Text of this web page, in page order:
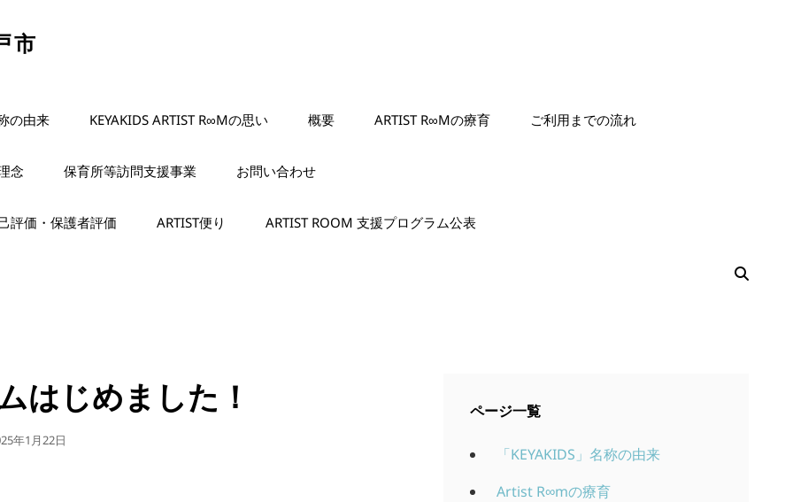
市
の由来 KEYAKIDS ARTIST R∞Mの思い 概要 ARTIST R∞Mの療育 ご利用までの流れ
念 保育所等訪問支援事業 お問い合わせ
評価・保護者評価 ARTIST便り ARTIST ROOM 支援プログラム公表
はじめました！
年1月22日
ページ一覧
「KEYAKIDS」名称の由来
Artist R∞mの療育